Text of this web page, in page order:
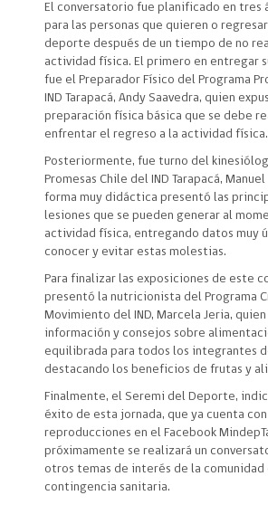
El conversatorio fue planificado en tres
para las personas que quieren o
deporte después de un tiempo de no
actividad física. El primero en entregar
fue el Preparador Físico del Programa
IND Tarapacá, Andy Saavedra, quien
preparación física básica que se debe
enfrentar el regreso a la actividad física.
Posteriormente, fue turno del
Promesas Chile del IND Tarapacá,
forma muy didáctica presentó las
lesiones que se pueden generar al
actividad física, entregando datos muy
conocer y evitar estas molestias.
Para finalizar las exposiciones de este
presentó la nutricionista del Programa
Movimiento del IND, Marcela Jeria,
información y consejos sobre
equilibrada para todos los integrantes
destacando los beneficios de frutas y
Finalmente, el Seremi del Deporte,
éxito de esta jornada, que ya cuenta
reproducciones en el Facebook
próximamente se realizará un
otros temas de interés de la comunidad
contingencia sanitaria.